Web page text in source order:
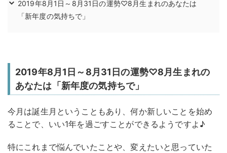
2019年8月1日～8月31日の運勢♡8月生まれのあなたは
「新年度の気持ちで」
2019年8月1日～8月31日の運勢♡8月生まれの
あなたは「新年度の気持ちで」
今月は誕生月ということもあり、何か新しいことを始め
ることで、いい1年を過ごすことができるようですよ♪
特にこれまで悩んでいたことや、変えたいと思っていた